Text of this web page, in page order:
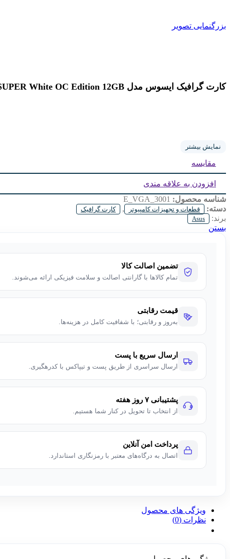
بزرگنمایی تصویر
کارت گرافیک ایسوس مدل DUAL GeForce RTX 4070 SUPER White OC Edition 12GB
نمایش بیشتر
مقایسه
افزودن به علاقه مندی
شناسه محصول: E_VGA_3001
دسته:
قطعات و تجهیزات کامپیوتر , کارت گرافیک
برند: Asus
بستن
تضمین اصالت کالا
تمام کالاها با گارانتی اصالت و سلامت فیزیکی ارائه می‌شوند.
قیمت رقابتی
به‌روز و رقابتی؛ با شفافیت کامل در هزینه‌ها.
ارسال سریع با پست
ارسال سراسری از طریق پست و تیپاکس با کدرهگیری.
پشتیبانی ۷ روز هفته
از انتخاب تا تحویل در کنار شما هستیم.
پرداخت امن آنلاین
اتصال به درگاه‌های معتبر با رمزنگاری استاندارد.
ویژگی های محصول
نظرات (0)